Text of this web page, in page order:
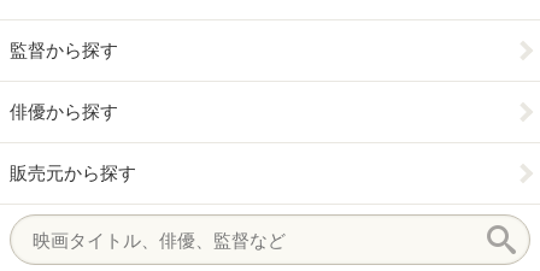
監督から探す
俳優から探す
販売元から探す